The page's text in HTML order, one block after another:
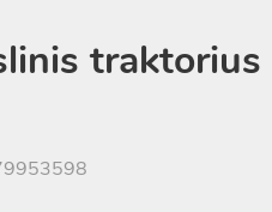
traktorius